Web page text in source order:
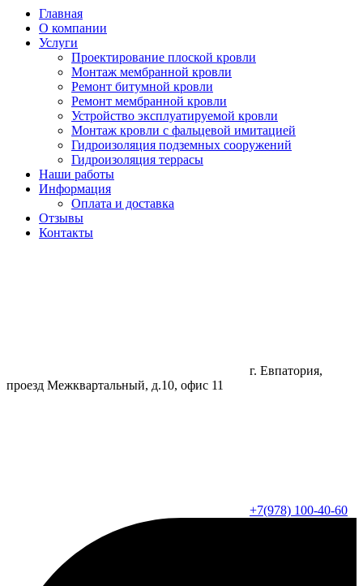
Главная
О компании
Услуги
Проектирование плоской кровли
Монтаж мембранной кровли
Ремонт битумной кровли
Ремонт мембранной кровли
Устройство эксплуатируемой кровли
Монтаж кровли с фальцевой имитацией
Гидроизоляция подземных сооружений
Гидроизоляция террасы
Наши работы
Информация
Оплата и доставка
Отзывы
Контакты
г. Евпатория,
проезд Межквартальный, д.10, офис 11
+7(978) 100-40-60